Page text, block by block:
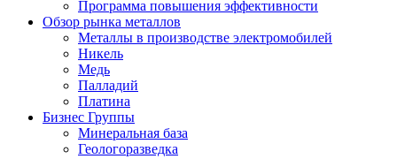
Программа повышения эффективности
Обзор рынка металлов
Металлы в производстве электромобилей
Никель
Медь
Палладий
Платина
Бизнес Группы
Минеральная база
Геологоразведка